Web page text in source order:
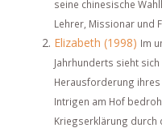
seine chinesische
Lehrer, Missionar und
Elizabeth (1998) Im
Jahrhunderts sieht
Herausforderung
Intrigen am Hof
Kriegserklärung durch